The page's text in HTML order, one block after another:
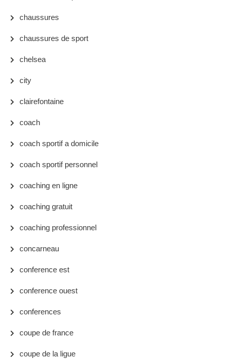
chaussures
chaussures de sport
chelsea
city
clairefontaine
coach
coach sportif a domicile
coach sportif personnel
coaching en ligne
coaching gratuit
coaching professionnel
concarneau
conference est
conference ouest
conferences
coupe de france
coupe de la ligue